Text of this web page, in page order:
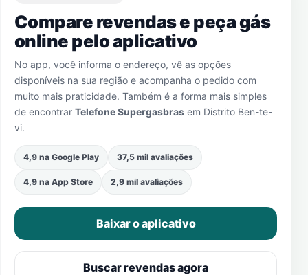
Compare revendas e peça gás
online pelo aplicativo
No app, você informa o endereço, vê as opções
disponíveis na sua região e acompanha o pedido com
muito mais praticidade. Também é a forma mais simples
de encontrar Telefone Supergasbras em Distrito Ben-te-
vi.
4,9 na Google Play 37,5 mil avaliações
4,9 na App Store 2,9 mil avaliações
Baixar o aplicativo
Buscar revendas agora